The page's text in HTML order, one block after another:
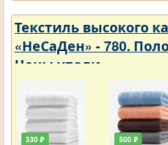
Текстиль высокого
«НеСаДен» - 780.
Цены упали
330 ₽ 500 ₽